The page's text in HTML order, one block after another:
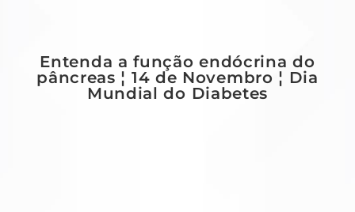
Entenda a função endócrina do
pâncreas ¦ 14 de Novembro ¦ Dia
Mundial do Diabetes